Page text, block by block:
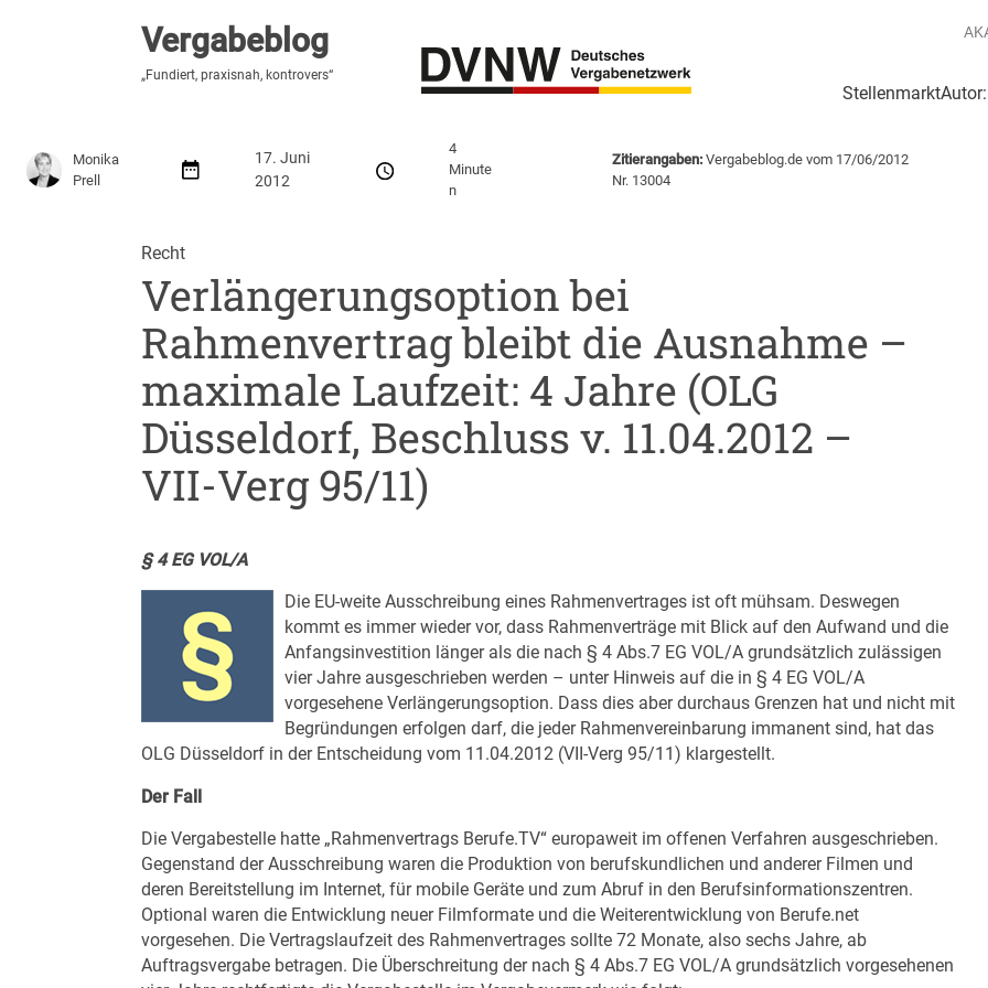
Vergabeblog
„Fundiert, praxisnah, kontrovers“
Stellenmarkt
Vergabeblog
„Hier lesen Sie es zuerst“
Monika
Prell
17. Juni
2012
4
Minute
n
Zitierangaben:Vergabeblog.de vom 17/06/2012
Nr. 13004
Recht
Verlängerungsoption bei
Rahmenvertrag bleibt die Ausnahme –
maximale Laufzeit: 4 Jahre (OLG
Düsseldorf, Beschluss v. 11.04.2012 –
VII-Verg 95/11)
§ 4 EG VOL/A
Die EU-weite Ausschreibung eines Rahmenvertrages ist oft mühsam. Deswegen
kommt es immer wieder vor, dass Rahmenverträge mit Blick auf den Aufwand und die
Anfangsinvestition länger als die nach § 4 Abs.7 EG VOL/A grundsätzlich zulässigen
vier Jahre ausgeschrieben werden – unter Hinweis auf die in § 4 EG VOL/A
vorgesehene Verlängerungsoption. Dass dies aber durchaus Grenzen hat und nicht mit
Begründungen erfolgen darf, die jeder Rahmenvereinbarung immanent sind, hat das
OLG Düsseldorf in der Entscheidung vom 11.04.2012 (VII-Verg 95/11) klargestellt.
Der Fall
Die Vergabestelle hatte „Rahmenvertrags Berufe.TV“ europaweit im offenen Verfahren ausgeschrieben.
Gegenstand der Ausschreibung waren die Produktion von berufskundlichen und anderer Filmen und
deren Bereitstellung im Internet, für mobile Geräte und zum Abruf in den Berufsinformationszentren.
Optional waren die Entwicklung neuer Filmformate und die Weiterentwicklung von Berufe.net
vorgesehen. Die Vertragslaufzeit des Rahmenvertrages sollte 72 Monate, also sechs Jahre, ab
Auftragsvergabe betragen. Die Überschreitung der nach § 4 Abs.7 EG VOL/A grundsätzlich vorgesehenen